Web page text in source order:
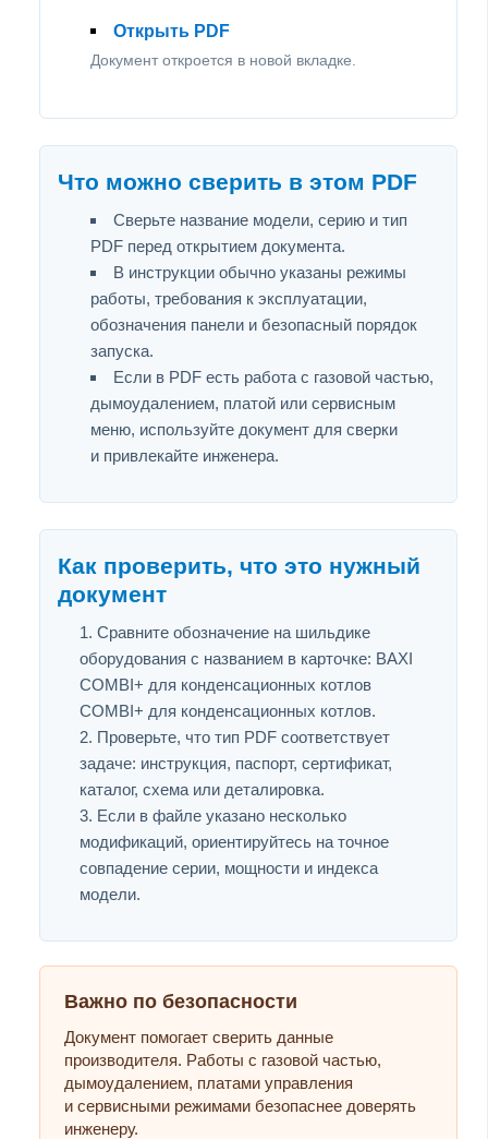
Открыть PDF
Документ откроется в новой вкладке.
Что можно сверить в этом PDF
Сверьте название модели, серию и тип
PDF перед открытием документа.
В инструкции обычно указаны режимы
работы, требования к эксплуатации,
обозначения панели и безопасный порядок
запуска.
Если в PDF есть работа с газовой частью,
дымоудалением, платой или сервисным
меню, используйте документ для сверки
и привлекайте инженера.
Как проверить, что это нужный
документ
Сравните обозначение на шильдике
оборудования с названием в карточке: BAXI
COMBI+ для конденсационных котлов
COMBI+ для конденсационных котлов.
Проверьте, что тип PDF соответствует
задаче: инструкция, паспорт, сертификат,
каталог, схема или деталировка.
Если в файле указано несколько
модификаций, ориентируйтесь на точное
совпадение серии, мощности и индекса
модели.
Важно по безопасности
Документ помогает сверить данные
производителя. Работы с газовой частью,
дымоудалением, платами управления
и сервисными режимами безопаснее доверять
инженеру.